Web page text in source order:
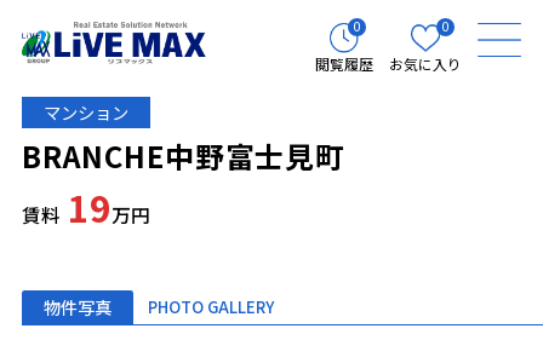
0
閲覧履歴
0
お気に入り
マンション
BRANCHE中野富士見町
賃料 19万円
物件写真 PHOTO GALLERY